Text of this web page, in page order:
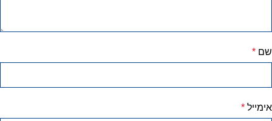
שם *
אימייל *